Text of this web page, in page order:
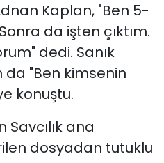
Kaplan, "Ben 5-
da işten çıktım.
dedi. Sanık
"Ben kimsenin
konuştu.
Savcılık ana
dosyadan tutuklu